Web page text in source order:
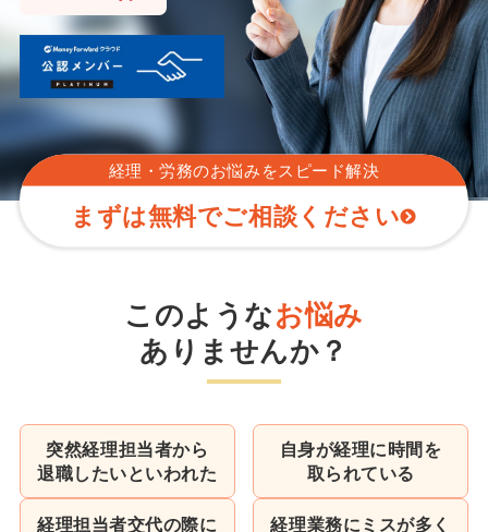
経理・労務のお悩みをスピード解決
まずは無料でご相談ください
このようなお悩み
ありませんか？
突然経理担当者から
退職したいといわれた
自身が経理に時間を
取られている
経理担当者交代の際に
経理業務にミスが多く